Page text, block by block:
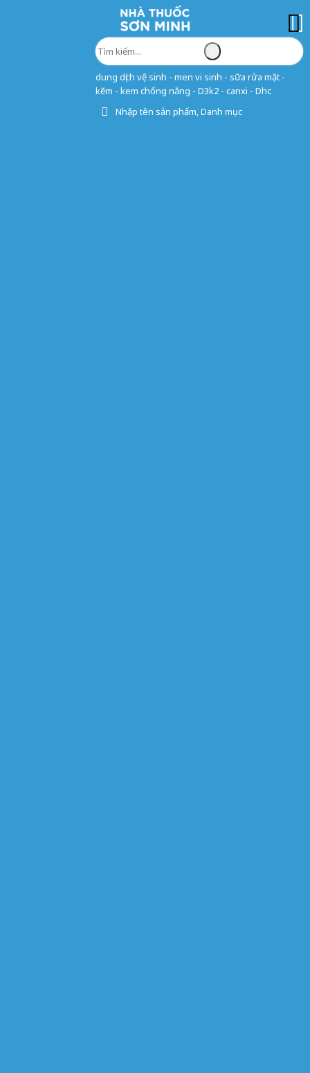
dung dịch vệ sinh - men vi sinh - sữa rửa mặt -
kẽm - kem chống nắng - D3k2 - canxi - Dhc
Nhập tên sản phẩm, Danh mục